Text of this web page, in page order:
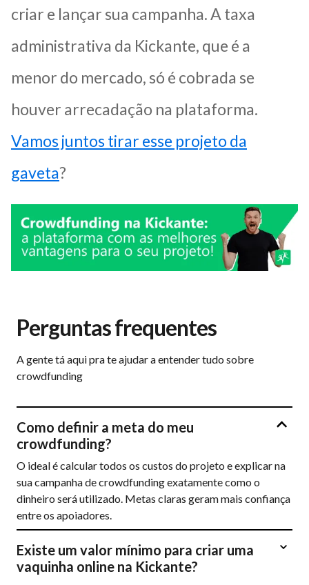
criar e lançar sua campanha. A taxa
administrativa da Kickante, que é a
menor do mercado, só é cobrada se
houver arrecadação na plataforma.
Vamos juntos tirar esse projeto da
gaveta?
Perguntas frequentes
A gente tá aqui pra te ajudar a entender tudo sobre
crowdfunding
Como definir a meta do meu
crowdfunding?
O ideal é calcular todos os custos do projeto e explicar na
sua campanha de crowdfunding exatamente como o
dinheiro será utilizado. Metas claras geram mais confiança
entre os apoiadores.
Existe um valor mínimo para criar uma
vaquinha online na Kickante?